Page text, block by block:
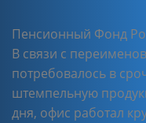
Пенсионный Фонд
В связи с
потребовалось в
штемпельную
дня, офис работал